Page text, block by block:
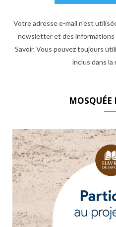
Votre adresse e-mail n'est
newsletter et des informations
Savoir. Vous pouvez toujours
inclus dans